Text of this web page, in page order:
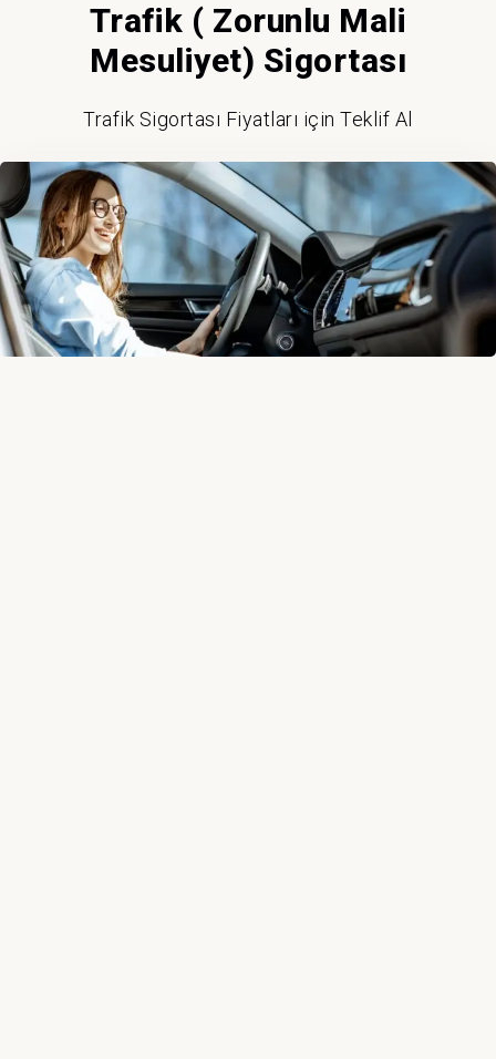
Trafik ( Zorunlu Mali
Mesuliyet) Sigortası
Trafik Sigortası Fiyatları için Teklif Al